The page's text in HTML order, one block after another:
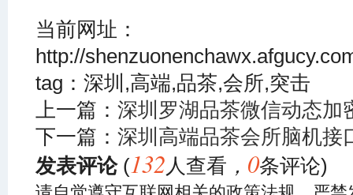
当前网址：
http://
tag：深圳,高端,品茶,会所,突击
上一篇： 深圳罗湖品茶微信动态加
下一篇： 深圳高端品茶会所脑机接
发表评论 (132 人查看 ， 0条评论)